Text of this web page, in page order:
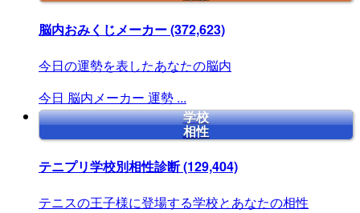
脳内おみくじメーカー(372,623)
今日の運勢を表したあなたの脳内
今日 脳内メーカー 運勢 ...
学校
相性
テニプリ学校別相性診断(129,404)
テニスの王子様に登場する学校とあなたの相性